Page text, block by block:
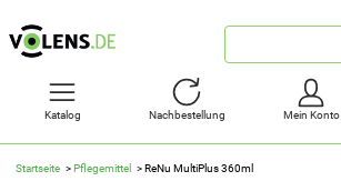
Schnellsuche
Katalog Nachbestellung Mein Konto
Startseite Pflegemittel ReNu MultiPlus 360ml